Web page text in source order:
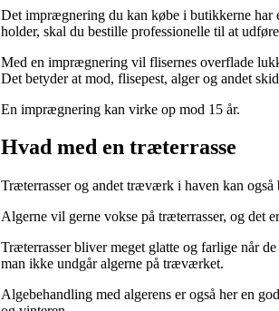
Det imprægnering du kan købe i butikkerne
holder, skal du bestille professionelle til at
Med en imprægnering vil flisernes overflade
Det betyder at mod, flisepest, alger og andet
En imprægnering kan virke op mod 15 år.
Hvad med en træterrasse
Træterrasser og andet træværk i haven kan
Algerne vil gerne vokse på træterrasser, og det
Træterrasser bliver meget glatte og farlige når
man ikke undgår algerne på træværket.
Algebehandling med algerens er også her en